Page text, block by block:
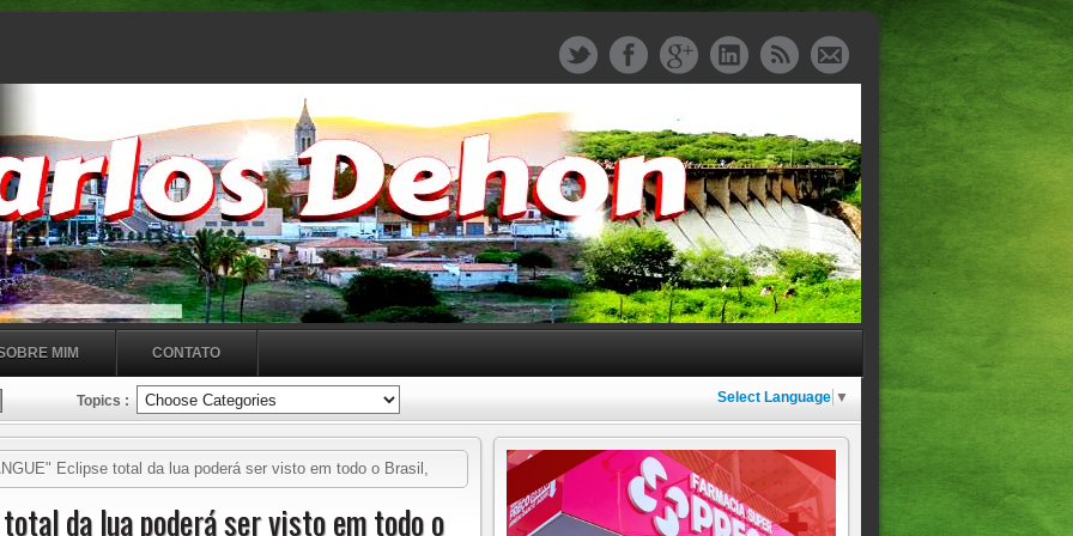
MIM CONTATO
Topics : Select Language ▼
Eclipse total da lua poderá ser visto em todo o Brasil,
total da lua poderá ser visto em todo o